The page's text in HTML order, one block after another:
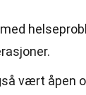
vært åpen